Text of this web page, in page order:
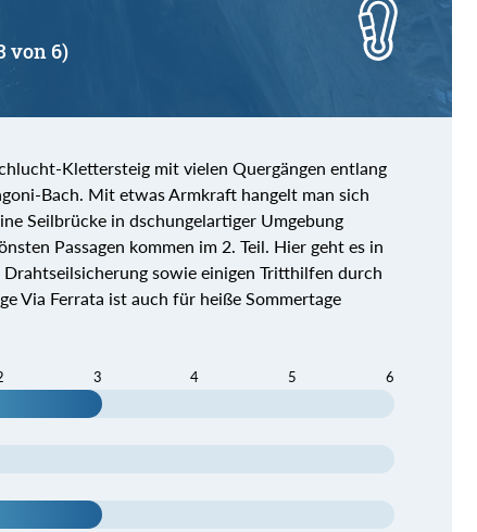
von 6)
Klettersteig mit vielen Quergängen entlang
Bach. Mit etwas Armkraft hangelt man sich
Seilbrücke in dschungelartiger Umgebung
Passagen kommen im 2. Teil. Hier geht es in
sowie einigen Tritthilfen durch
Via Ferrata ist auch für heiße Sommertage
3 4 5 6